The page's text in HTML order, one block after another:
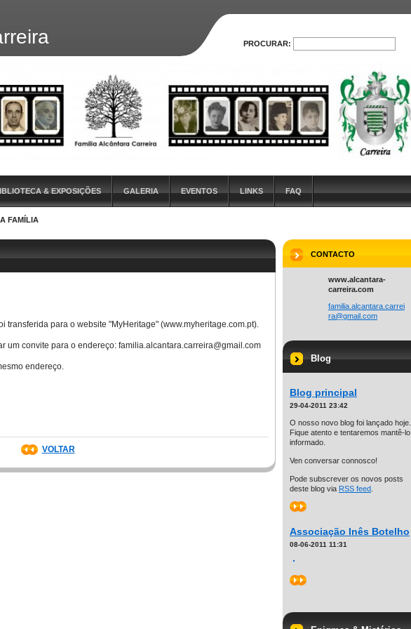
& EXPOSIÇÕES GALERIA EVENTOS LINKS FAQ
FAMÍLIA
transferida para o website "MyHeritage" (www.myheritage.com.pt).
um convite para o endereço: familia.alcantara.carreira@gmail.com
endereço.
VOLTAR
CONTACTO
www.alcantara-
carreira.com
familia. alcantara.carrei
ra@gmail .com
Blog
Blog principal
29-04-2011 23:42
O nosso novo blog foi lançado hoje.
Fique atento e tentaremos mantê-lo
informado.
Ven conversar connosco!
Pode subscrever os novos posts
deste blog via RSS feed
>>
Associação Inês Botelho
08-06-2011 11:31
>>
PROCURAR:
PROCURAR